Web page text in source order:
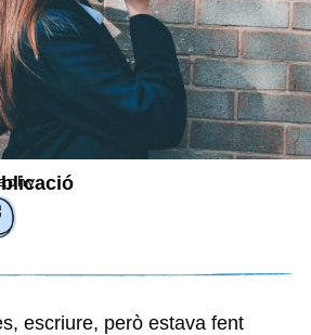
escriure, però estava fent